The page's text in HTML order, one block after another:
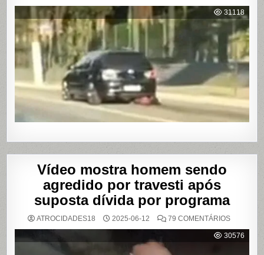
É
E
POR
APÓS
BRIGA
EM
CASA
SHOWS
SÃO
PAULO
31118
Vídeo mostra homem sendo
agredido por travesti após
suposta dívida por programa
ATROCIDADES18 2025-06-12 79 COMENTÁRIOSEM
MOSTRA
HOMEM
30576